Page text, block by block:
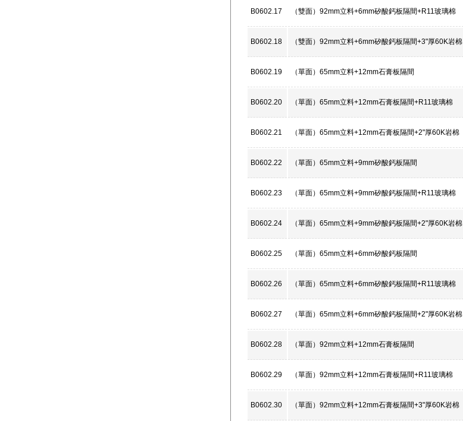
B0602.17 （雙面）92mm立料+6mm矽酸鈣板隔間+R11玻璃棉
B0602.18 （雙面）92mm立料+6mm矽酸鈣板隔間+3"厚60K岩棉
B0602.19 （單面）65mm立料+12mm石膏板隔間
B0602.20 （單面）65mm立料+12mm石膏板隔間+R11玻璃棉
B0602.21 （單面）65mm立料+12mm石膏板隔間+2"厚60K岩棉
B0602.22 （單面）65mm立料+9mm矽酸鈣板隔間
B0602.23 （單面）65mm立料+9mm矽酸鈣板隔間+R11玻璃棉
B0602.24 （單面）65mm立料+9mm矽酸鈣板隔間+2"厚60K岩棉
B0602.25 （單面）65mm立料+6mm矽酸鈣板隔間
B0602.26 （單面）65mm立料+6mm矽酸鈣板隔間+R11玻璃棉
B0602.27 （單面）65mm立料+6mm矽酸鈣板隔間+2"厚60K岩棉
B0602.28 （單面）92mm立料+12mm石膏板隔間
B0602.29 （單面）92mm立料+12mm石膏板隔間+R11玻璃棉
B0602.30 （單面）92mm立料+12mm石膏板隔間+3"厚60K岩棉